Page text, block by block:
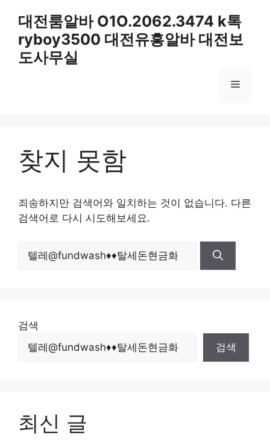
대전룸알바 O1O.2062.3474 k톡
ryboy3500 대전유흥알바 대전보
도사무실
메
찾지 못함
죄송하지만 검색어와 일치하는 것이 없습니다. 다른
검색어로 다시 시도해보세요.
색:
검색
검색
최신 글